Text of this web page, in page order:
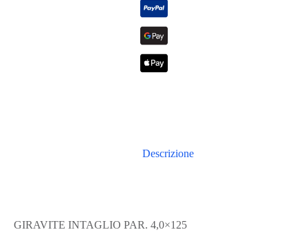
Descrizione
GIRAVITE INTAGLIO PAR. 4,0×125